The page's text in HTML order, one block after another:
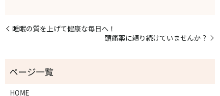
睡眠の質を上げて健康な毎日へ！
頭痛薬に頼り続けていませんか？
HOME